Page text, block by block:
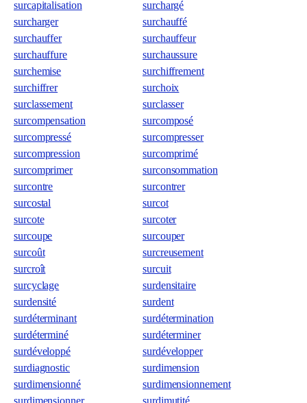
surcapitalisation
surchargé
surcharger
surchauffé
surchauffer
surchauffeur
surchauffure
surchaussure
surchemise
surchiffrement
surchiffrer
surchoix
surclassement
surclasser
surcompensation
surcomposé
surcompressé
surcompresser
surcompression
surcomprimé
surcomprimer
surconsommation
surcontre
surcontrer
surcostal
surcot
surcote
surcoter
surcoupe
surcouper
surcoût
surcreusement
surcroît
surcuit
surcyclage
surdensitaire
surdensité
surdent
surdéterminant
surdétermination
surdéterminé
surdéterminer
surdéveloppé
surdévelopper
surdiagnostic
surdimension
surdimensionné
surdimensionnement
surdimensionner
surdimutité